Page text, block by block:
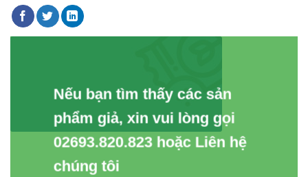
Nếu bạn tìm thấy các sản
phẩm giả, xin vui lòng gọi
02693.820.823 hoặc Liên hệ
chúng tôi